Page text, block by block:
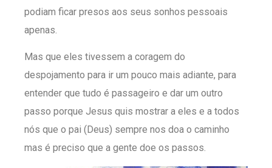
podiam ficar presos aos seus sonhos pessoais
apenas.
Mas que eles tivessem a coragem do
despojamento para ir um pouco mais adiante, para
entender que tudo é passageiro e dar um outro
passo porque Jesus quis mostrar a eles e a todos
nós que o pai (Deus) sempre nos doa o caminho
mas é preciso que a gente doe os passos.